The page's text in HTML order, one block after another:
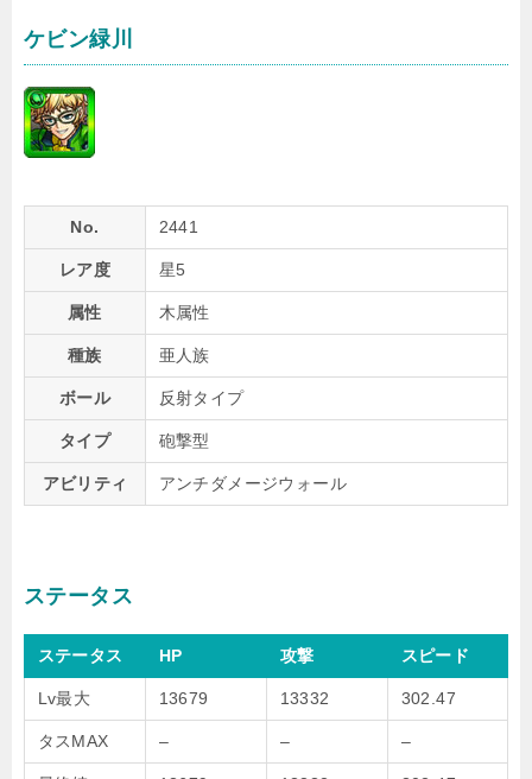
ケビン緑川
No. 2441
レア度 星5
属性 木属性
種族 亜人族
ボール 反射タイプ
タイプ 砲撃型
アビリティ アンチダメージウォール
ステータス
ステータス HP 攻撃 スピード
Lv最大 13679 13332 302.47
タスMAX – – –